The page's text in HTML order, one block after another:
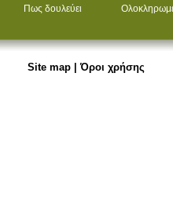
Πως δουλεύει
Site map |Όροι χρήσης